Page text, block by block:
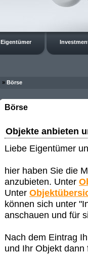
Eigentümer
» Börse
Börse
Objekte anbieten
Liebe Eigentümer
hier haben Sie die
anzubieten. Unter
Unter
können sich unter
anschauen und für
Nach dem Eintrag
und Ihr Objekt dann